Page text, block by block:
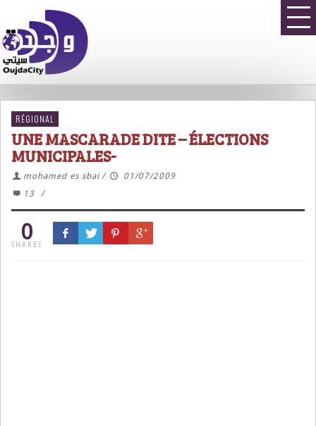
RÉGIONAL
UNE MASCARADE DITE – ÉLECTIONS
MUNICIPALES-
mohamed es sbai /
01/07/2009
13
/
0
SHARES